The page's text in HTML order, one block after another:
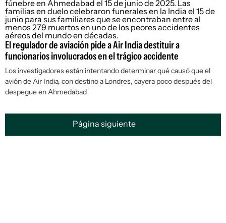
El regulador de aviación pide a Air India destituir a
funcionarios involucrados en el trágico accidente
Los investigadores están intentando determinar qué causó que el
avión de Air India, con destino a Londres, cayera poco después del
despegue en Ahmedabad
Página siguiente